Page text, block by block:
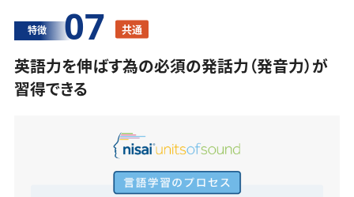
特徴 07 共通
英語力を伸ばす為の必須の発話力（発音力）が
習得できる